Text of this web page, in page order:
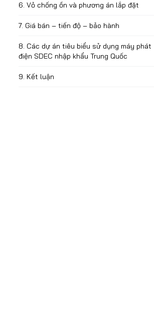
6. Vỏ chống ồn và phương án lắp đặt
7. Giá bán – tiến độ – bảo hành
8. Các dự án tiêu biểu sử dụng máy phát
điện SDEC nhập khẩu Trung Quốc
9. Kết luận